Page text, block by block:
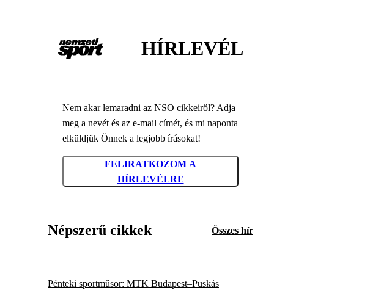
HÍRLEVÉL
Nem akar lemaradni az NSO cikkeiről? Adja
meg a nevét és az e-mail címét, és mi naponta
elküldjük Önnek a legjobb írásokat!
FELIRATKOZOM A
HÍRLEVÉLRE
Népszerű cikkek Összes hír
Pénteki sportműsor: MTK Budapest–Puskás